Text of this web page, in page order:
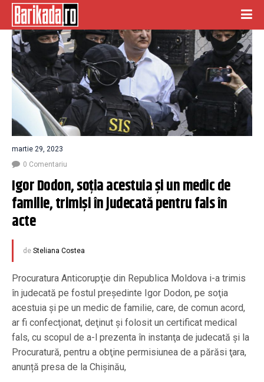
martie 29, 2023
0 Comentariu
Igor Dodon, soţia acestuia şi un medic de
familie, trimişi în judecată pentru fals în
acte
de Steliana Costea
Procuratura Anticorupţie din Republica Moldova i-a trimis
în judecată pe fostul preşedinte Igor Dodon, pe soţia
acestuia şi pe un medic de familie, care, de comun acord,
ar fi confecţionat, deţinut şi folosit un certificat medical
fals, cu scopul de a-l prezenta în instanţa de judecată şi la
Procuratură, pentru a obţine permisiunea de a părăsi ţara,
anunță presa de la Chișinău,